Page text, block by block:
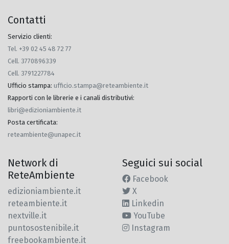
Contatti
Servizio clienti:
Tel. +39 02 45 48 72 77
Cell. 3770896339
Cell. 3791227784
Ufficio stampa: ufficio.stampa@reteambiente.it
Rapporti con le librerie e i canali distributivi:
libri@edizioniambiente.it
Posta certificata:
reteambiente@unapec.it
Network di
ReteAmbiente
edizioniambiente.it
reteambiente.it
nextville.it
puntosostenibile.it
freebookambiente.it
Seguici sui social
Facebook
X
Linkedin
YouTube
Instagram